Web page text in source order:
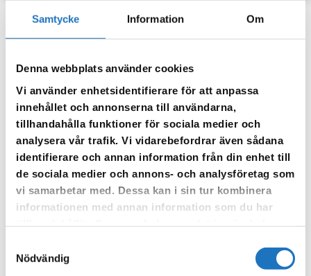
Samtycke Information Om
Denna webbplats använder cookies
Vi använder enhetsidentifierare för att anpassa
innehållet och annonserna till användarna,
tillhandahålla funktioner för sociala medier och
analysera vår trafik. Vi vidarebefordrar även sådana
identifierare och annan information från din enhet till
de sociala medier och annons- och analysföretag som
vi samarbetar med. Dessa kan i sin tur kombinera
informationen med annan information som du har
Nödvändig
Anmäl dig till vår sms-tjänst.
Vår sms-tjänst använder vi enbart för att kunna informera dig
om driftstörningar och andra händelser som kan påverka dig
som fastighetsägare.